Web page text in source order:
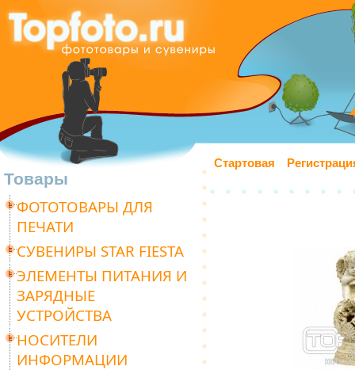
Стартовая
Товары
ФОТОТОВАРЫ ДЛЯ
ПЕЧАТИ
СУВЕНИРЫ STAR FIESTA
ЭЛЕМЕНТЫ ПИТАНИЯ И
ЗАРЯДНЫЕ
УСТРОЙСТВА
НОСИТЕЛИ
ИНФОРМАЦИИ